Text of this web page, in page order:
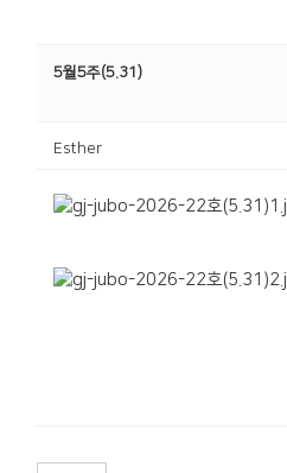
5월5주(5.31)
Esther